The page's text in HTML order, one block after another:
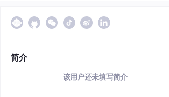
简介
该用户还未填写简介